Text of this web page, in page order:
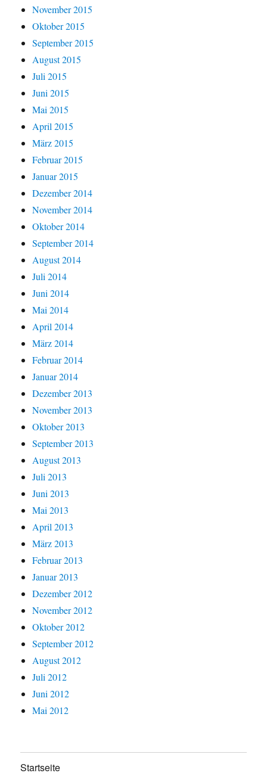
November 2015
Oktober 2015
September 2015
August 2015
Juli 2015
Juni 2015
Mai 2015
April 2015
März 2015
Februar 2015
Januar 2015
Dezember 2014
November 2014
Oktober 2014
September 2014
August 2014
Juli 2014
Juni 2014
Mai 2014
April 2014
März 2014
Februar 2014
Januar 2014
Dezember 2013
November 2013
Oktober 2013
September 2013
August 2013
Juli 2013
Juni 2013
Mai 2013
April 2013
März 2013
Februar 2013
Januar 2013
Dezember 2012
November 2012
Oktober 2012
September 2012
August 2012
Juli 2012
Juni 2012
Mai 2012
Startseite